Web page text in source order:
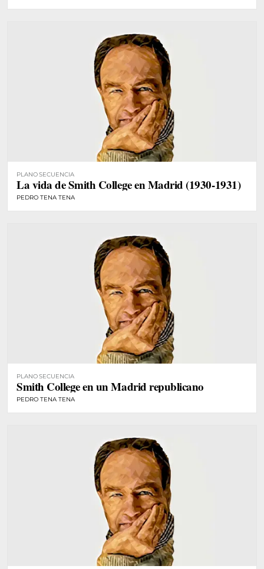
PLANO SECUENCIA
La vida de Smith College en Madrid (1930-1931)
PEDRO TENA TENA
PLANO SECUENCIA
Smith College en un Madrid republicano
PEDRO TENA TENA